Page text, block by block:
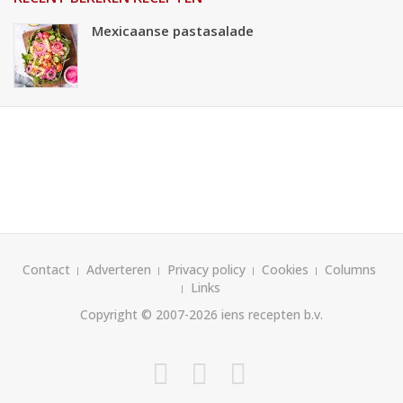
Mexicaanse pastasalade
Contact Adverteren Privacy policy Cookies
Columns
Links
Copyright © 2007-2026 iens recepten b.v.